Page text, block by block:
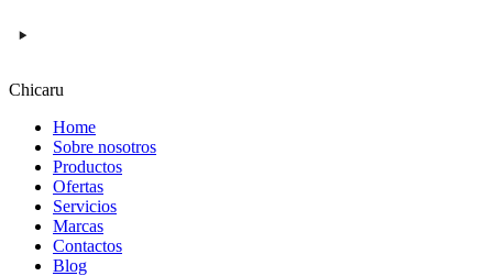
Chicaru
Home
Sobre nosotros
Productos
Ofertas
Servicios
Marcas
Contactos
Blog